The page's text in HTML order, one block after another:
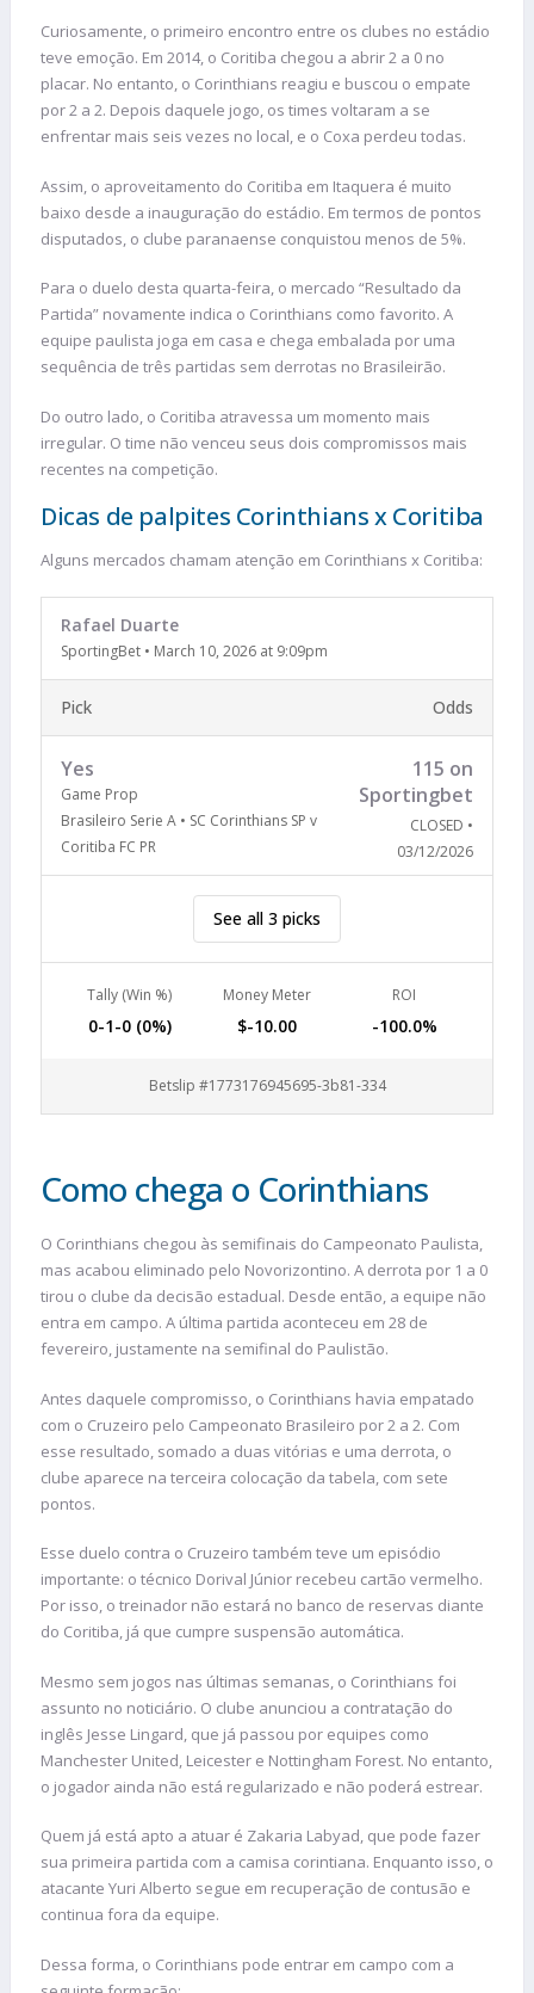
Curiosamente, o primeiro encontro entre os clubes no estádio
teve emoção. Em 2014, o Coritiba chegou a abrir 2 a 0 no
placar. No entanto, o Corinthians reagiu e buscou o empate
por 2 a 2. Depois daquele jogo, os times voltaram a se
enfrentar mais seis vezes no local, e o Coxa perdeu todas.
Assim, o aproveitamento do Coritiba em Itaquera é muito
baixo desde a inauguração do estádio. Em termos de pontos
disputados, o clube paranaense conquistou menos de 5%.
Para o duelo desta quarta-feira, o mercado “Resultado da
Partida” novamente indica o Corinthians como favorito. A
equipe paulista joga em casa e chega embalada por uma
sequência de três partidas sem derrotas no Brasileirão.
Do outro lado, o Coritiba atravessa um momento mais
irregular. O time não venceu seus dois compromissos mais
recentes na competição.
Dicas de palpites Corinthians x Coritiba
Alguns mercados chamam atenção em Corinthians x Coritiba:
Rafael Duarte
SportingBet • March 10, 2026 at 9:09pm
Pick Odds
Yes
Game Prop
Brasileiro Serie A • SC Corinthians SP v
Coritiba FC PR
115 on
Sportingbet
CLOSED •
03/12/2026
See all 3 picks
Tally (Win %)
0-1-0 (0%)
Money Meter
$-10.00
ROI
-100.0%
Betslip #1773176945695-3b81-334
Como chega o Corinthians
O Corinthians chegou às semifinais do Campeonato Paulista,
mas acabou eliminado pelo Novorizontino. A derrota por 1 a 0
tirou o clube da decisão estadual. Desde então, a equipe não
entra em campo. A última partida aconteceu em 28 de
fevereiro, justamente na semifinal do Paulistão.
Antes daquele compromisso, o Corinthians havia empatado
com o Cruzeiro pelo Campeonato Brasileiro por 2 a 2. Com
esse resultado, somado a duas vitórias e uma derrota, o
clube aparece na terceira colocação da tabela, com sete
pontos.
Esse duelo contra o Cruzeiro também teve um episódio
importante: o técnico Dorival Júnior recebeu cartão vermelho.
Por isso, o treinador não estará no banco de reservas diante
do Coritiba, já que cumpre suspensão automática.
Mesmo sem jogos nas últimas semanas, o Corinthians foi
assunto no noticiário. O clube anunciou a contratação do
inglês Jesse Lingard, que já passou por equipes como
Manchester United, Leicester e Nottingham Forest. No entanto,
o jogador ainda não está regularizado e não poderá estrear.
Quem já está apto a atuar é Zakaria Labyad, que pode fazer
sua primeira partida com a camisa corintiana. Enquanto isso, o
atacante Yuri Alberto segue em recuperação de contusão e
continua fora da equipe.
Dessa forma, o Corinthians pode entrar em campo com a